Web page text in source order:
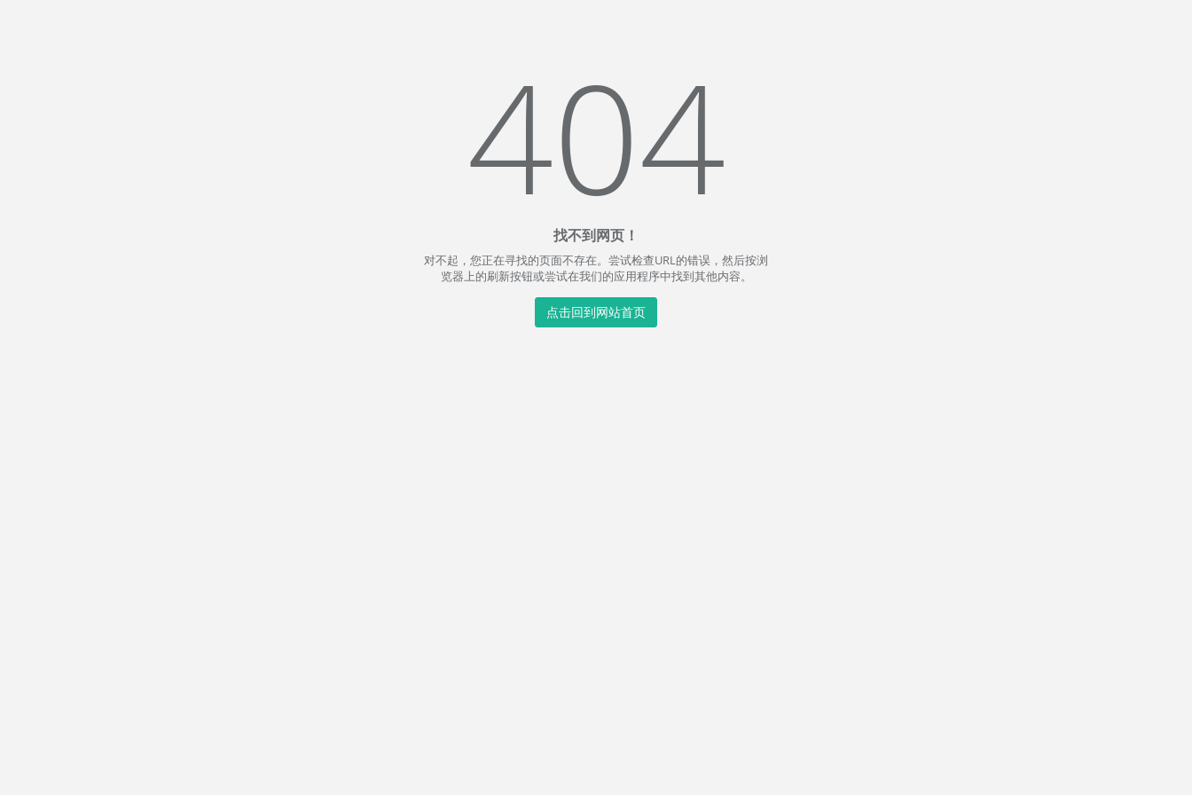
404
找不到网页！
对不起，您正在寻找的页面不存在。尝试检查URL的错误，然后按浏
览器上的刷新按钮或尝试在我们的应用程序中找到其他内容。
点击回到网站首页